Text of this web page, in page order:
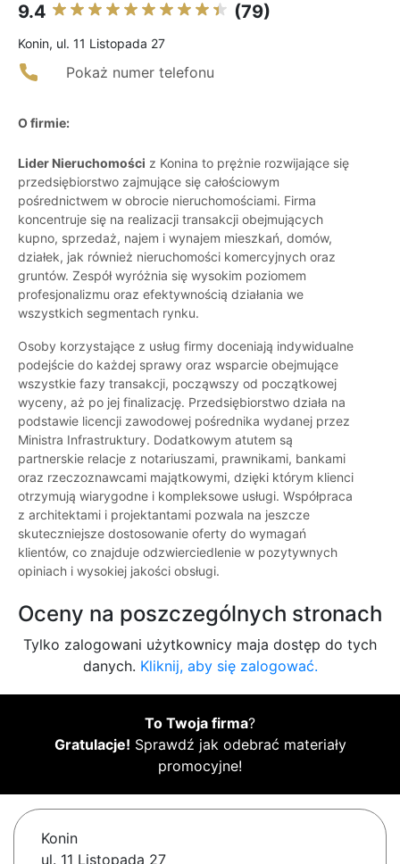
9.4 (79)
Konin, ul. 11 Listopada 27
Pokaż numer telefonu
O firmie:
Lider Nieruchomości z Konina to prężnie rozwijające się
przedsiębiorstwo zajmujące się całościowym
pośrednictwem w obrocie nieruchomościami. Firma
koncentruje się na realizacji transakcji obejmujących
kupno, sprzedaż, najem i wynajem mieszkań, domów,
działek, jak również nieruchomości komercyjnych oraz
gruntów. Zespół wyróżnia się wysokim poziomem
profesjonalizmu oraz efektywnością działania we
wszystkich segmentach rynku.
Osoby korzystające z usług firmy doceniają indywidualne
podejście do każdej sprawy oraz wsparcie obejmujące
wszystkie fazy transakcji, począwszy od początkowej
wyceny, aż po jej finalizację. Przedsiębiorstwo działa na
podstawie licencji zawodowej pośrednika wydanej przez
Ministra Infrastruktury. Dodatkowym atutem są
partnerskie relacje z notariuszami, prawnikami, bankami
oraz rzeczoznawcami majątkowymi, dzięki którym klienci
otrzymują wiarygodne i kompleksowe usługi. Współpraca
z architektami i projektantami pozwala na jeszcze
skuteczniejsze dostosowanie oferty do wymagań
klientów, co znajduje odzwierciedlenie w pozytywnych
opiniach i wysokiej jakości obsługi.
Oceny na poszczególnych stronach
Tylko zalogowani użytkownicy maja dostęp do tych
danych. Kliknij, aby się zalogować.
To Twoja firma?
Gratulacje! Sprawdź jak odebrać materiały
promocyjne!
Konin
ul. 11 Listopada 27